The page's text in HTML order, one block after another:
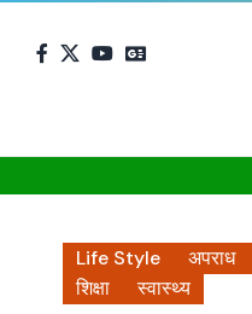
Life Style अपराध
शिक्षा
स्वास्थ्य